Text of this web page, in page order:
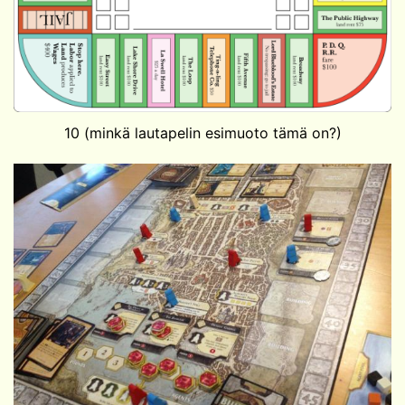
10 (minkä lautapelin esimuoto tämä on?)